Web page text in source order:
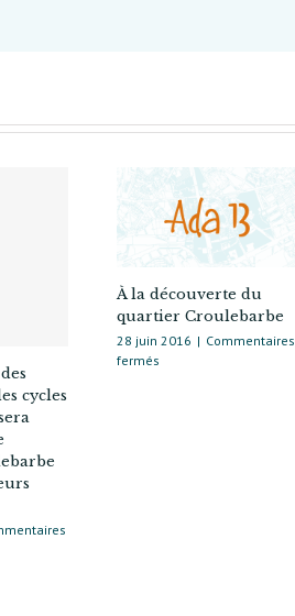
cycles
À la découverte du
quartier Croulebarbe
28 juin 2016 | Commentaires
fermés